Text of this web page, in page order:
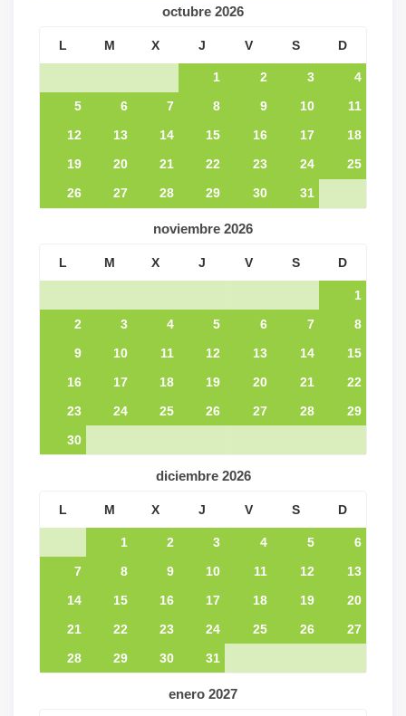
octubre 2026
L M X J V S D
1 2 3
4
5
6 7 8 9 10
11
12
13 14 15 16 17
18
19
20 21 22 23 24
25
26
27 28 29 30 31
noviembre 2026
L M X J V S D
1
2
3 4 5 6 7
8
9
10 11 12 13 14
15
16
17 18 19 20 21
22
23
24 25 26 27 28
29
30
diciembre 2026
L M X J V S D
1 2 3 4 5
6
7
8 9 10 11 12
13
14
15 16 17 18 19
20
21
22 23 24 25 26
27
28
29 30 31
enero 2027